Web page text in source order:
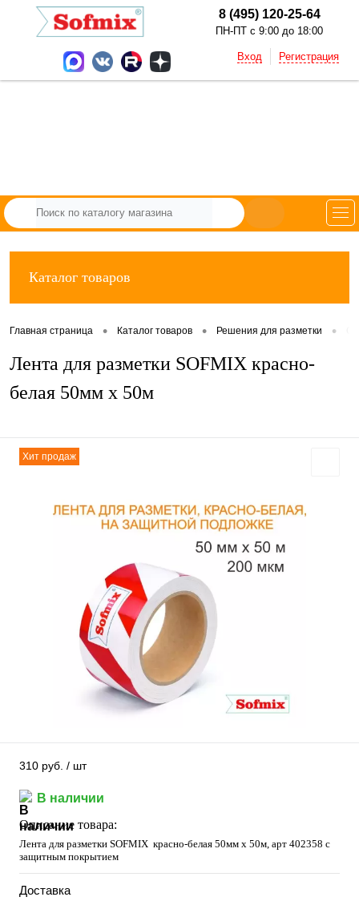
8 (495) 120-25-64
ПН-ПТ с 9:00 до 18:00
Вход Регистрация
Каталог товаров
Главная страница • Каталог товаров • Решения для разметки •
Лента для разметки SOFMIX красно-
белая 50мм х 50м
Хит продаж
310 руб. / шт
В наличии
Описание товара:
Лента для разметки SOFMIX красно-белая 50мм х 50м, арт 402358 с
защитным покрытием
Доставка